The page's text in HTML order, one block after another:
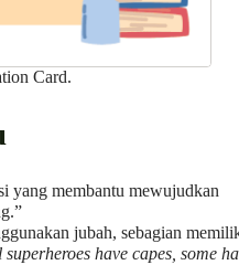
Card.
yang membantu mewujudkan
jubah, sebagian
have capes, some